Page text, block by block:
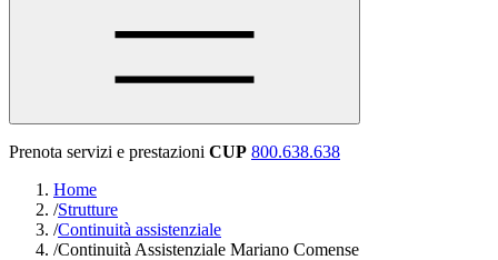
Prenota servizi e prestazioni CUP 800.638.638
Home
/Strutture
/Continuità assistenziale
/Continuità Assistenziale Mariano Comense